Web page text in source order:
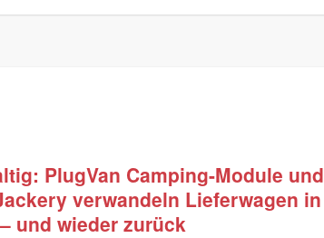
PlugVan Camping-Module und
verwandeln Lieferwagen in
und wieder zurück